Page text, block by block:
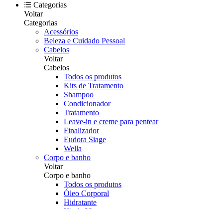
Categorias
Voltar
Categorias
Acessórios
Beleza e Cuidado Pessoal
Cabelos
Voltar
Cabelos
Todos os produtos
Kits de Tratamento
Shampoo
Condicionador
Tratamento
Leave-in e creme para pentear
Finalizador
Eudora Siage
Wella
Corpo e banho
Voltar
Corpo e banho
Todos os produtos
Óleo Corporal
Hidratante